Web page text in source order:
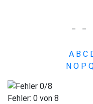
A B C
N O P
Fehler: 0 von 8